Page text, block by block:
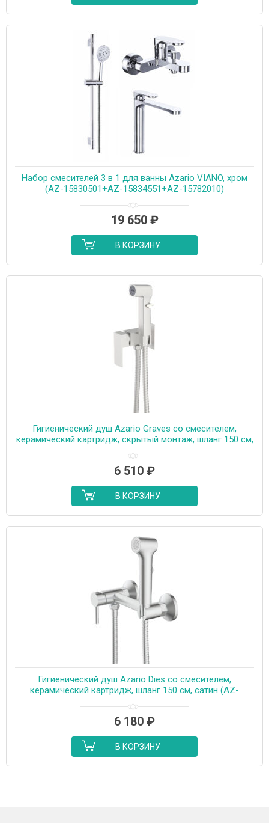
Набор смесителей 3 в 1 для ванны Azario VIANO, хром
(AZ-15830501+AZ-15834551+AZ-15782010)
19 650 ₽
В КОРЗИНУ
Гигиенический душ Azario Graves со смесителем,
керамический картридж, скрытый монтаж, шланг 150 см,
6 510 ₽
В КОРЗИНУ
Гигиенический душ Azario Dies со смесителем,
керамический картридж, шланг 150 см, сатин (AZ-
6 180 ₽
В КОРЗИНУ